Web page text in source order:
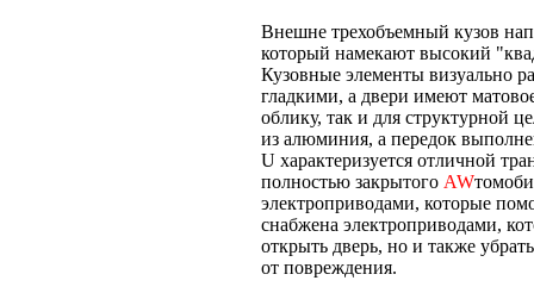
Внешне трехобъемный кузов
который намекают высокий
Кузовные элементы визуально
гладкими, а двери имеют
облику, так и для структурной
из алюминия, а передок
U характеризуется отличной
полностью закрытого AW
электроприводами, которые
снабжена электроприводами,
открыть дверь, но и также
от повреждения.